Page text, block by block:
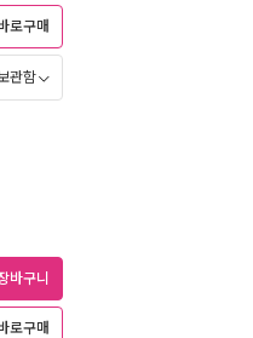
로구매
관함
바구니
로구매